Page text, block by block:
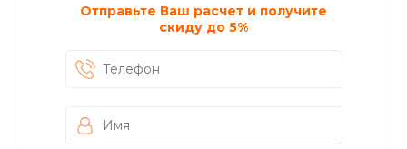
Отправьте Ваш расчет и получите
скиду до 5%